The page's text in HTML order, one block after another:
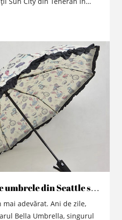
locali pentru a
umbrele din Seattle se
adevărat. Ani de zile,
Bella Umbrella, singurul